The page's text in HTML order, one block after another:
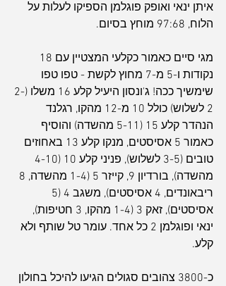
איתן ינאי ואופק פוגלמן הספיקו לעלות על
הלוח, 97:68 מוחץ בסיום.
נקודות ו-5 מ-7 מחוץ לקשת - טפו טפו
שימשיך ככה! ג'ונסון היעיל קלע 16 משלו (2-
2 לשלוש) כולל 10 מ-12 מהקו, רגלנד
הנהדר קלע 15 (5-11 מהשדה) והוסיף
כאמור 5 אסיסטים, מנקו קלע 13 באחוזים
אסיסטים), זאק 3 (1-4 מהקו, 3 חטיפות),
ינאי ופוגלמן 2 כל אחד. עומר טל שותף ולא
קלע.
כ-3800 צהובים סגולים הגיעו להיכל בחולון